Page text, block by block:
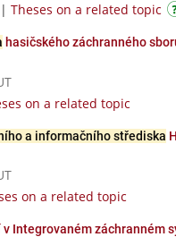
| Theses on a related topic
hasičského záchranného
on a related topic
a informačního střediska
on a related topic
Integrovaném záchranném